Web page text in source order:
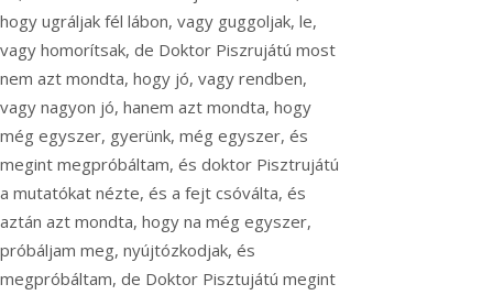
hogy ugráljak fél lábon, vagy guggoljak, le,
vagy homorítsak, de Doktor Piszrujátú most
nem azt mondta, hogy jó, vagy rendben,
vagy nagyon jó, hanem azt mondta, hogy
még egyszer, gyerünk, még egyszer, és
megint megpróbáltam, és doktor Pisztrujátú
a mutatókat nézte, és a fejt csóválta, és
aztán azt mondta, hogy na még egyszer,
próbáljam meg, nyújtózkodjak, és
megpróbáltam, de Doktor Pisztujátú megint